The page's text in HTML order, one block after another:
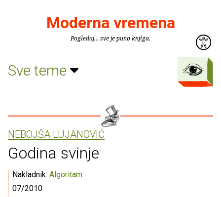
Moderna vremena
Pogledaj... sve je puno knjiga.
Sve teme
NEBOJŠA LUJANOVIĆ
Godina svinje
Nakladnik: Algoritam
07/2010.